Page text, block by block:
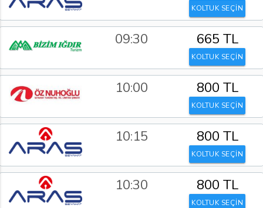
KOLTUK SEÇİN
09:30 665 TL
KOLTUK SEÇİN
10:00 800 TL
KOLTUK SEÇİN
10:15 800 TL
KOLTUK SEÇİN
10:30 800 TL
KOLTUK SEÇİN